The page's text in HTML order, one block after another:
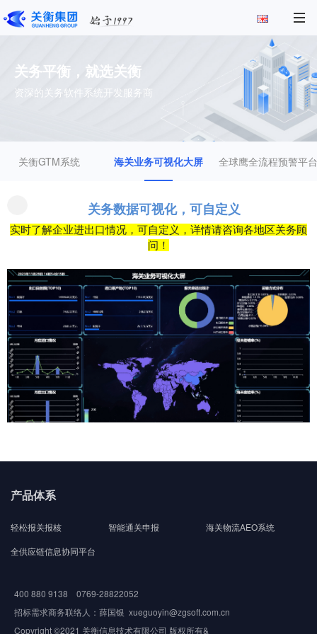
关务平衡，就选关衡
资深的关务软件系统开发服务商
关衡GTM系统 海关业务可视化大屏 全球鹰全流程预警平台
关务数据可视化，可自定义
实时了解企业进出口情况，可自定义，详情请咨询各地区关务顾
问！
产品体系
轻松报关报核 智能通关申报
海关物流AEO系统
全供应链信息协同平台
400 880 9138 0769-28822052
招标需求商务联络人：薛国银 xueguoyin@zgsoft.com.cn
Copyright ©2021 关衡信息技术有限公司 版权所有&